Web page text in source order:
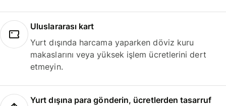
Uluslararası kart
Yurt dışında harcama yaparken döviz kuru
makaslarını veya yüksek işlem ücretlerini dert
etmeyin.
Yurt dışına para gönderin, ücretlerden tasarruf